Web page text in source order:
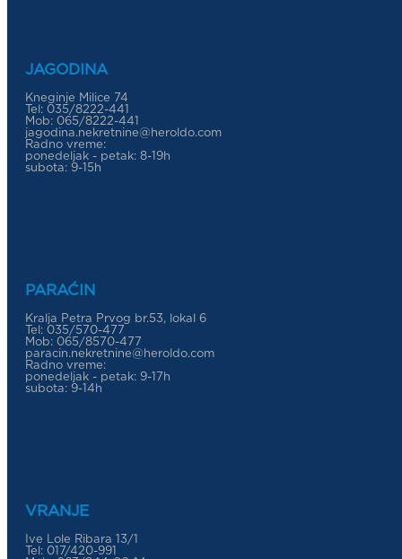
JAGODINA
Kneginje Milice 74
Tel: 035/8222-441
Mob: 065/8222-441
jagodina.nekretnine@heroldo.com
Radno vreme:
ponedeljak - petak: 8-19h
subota: 9-15h
PARAĆIN
Kralja Petra Prvog br.53, lokal 6
Tel: 035/570-477
Mob: 065/8570-477
paracin.nekretnine@heroldo.com
Radno vreme:
ponedeljak - petak: 9-17h
subota: 9-14h
VRANJE
Ive Lole Ribara 13/1
Tel: 017/420-991